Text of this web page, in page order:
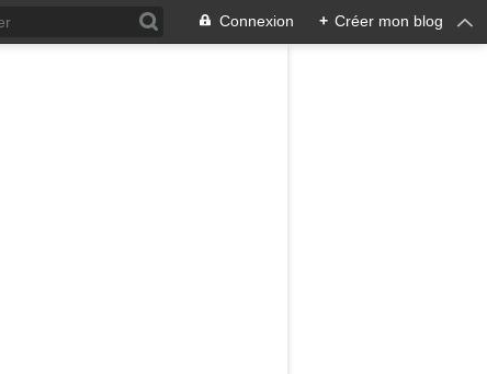
Connexion + Créer mon blog